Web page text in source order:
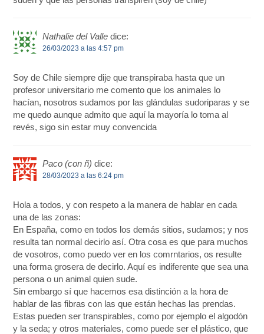
Nathalie del Valle dice:
26/03/2023 a las 4:57 pm
Soy de Chile siempre dije que transpiraba hasta que un
profesor universitario me comento que los animales lo
hacían, nosotros sudamos por las glándulas sudoriparas y se
me quedo aunque admito que aquí la mayoría lo toma al
revés, sigo sin estar muy convencida
Paco (con ñ) dice:
28/03/2023 a las 6:24 pm
Hola a todos, y con respeto a la manera de hablar en cada
una de las zonas:
En España, como en todos los demás sitios, sudamos; y nos
resulta tan normal decirlo así. Otra cosa es que para muchos
de vosotros, como puedo ver en los comrntarios, os resulte
una forma grosera de decirlo. Aquí es indiferente que sea una
persona o un animal quien sude.
Sin embargo sí que hacemos esa distinción a la hora de
hablar de las fibras con las que están hechas las prendas.
Estas pueden ser transpirables, como por ejemplo el algodón
y la seda; y otros materiales, como puede ser el plástico, que